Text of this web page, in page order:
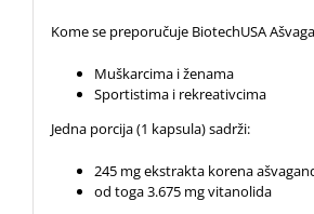
Kome se preporučuje BiotechUSA
Muškarcima i ženama
Sportistima i rekreativcima
Jedna porcija (1 kapsula) sadrži:
245 mg ekstrakta korena
od toga 3.675 mg vitanolida